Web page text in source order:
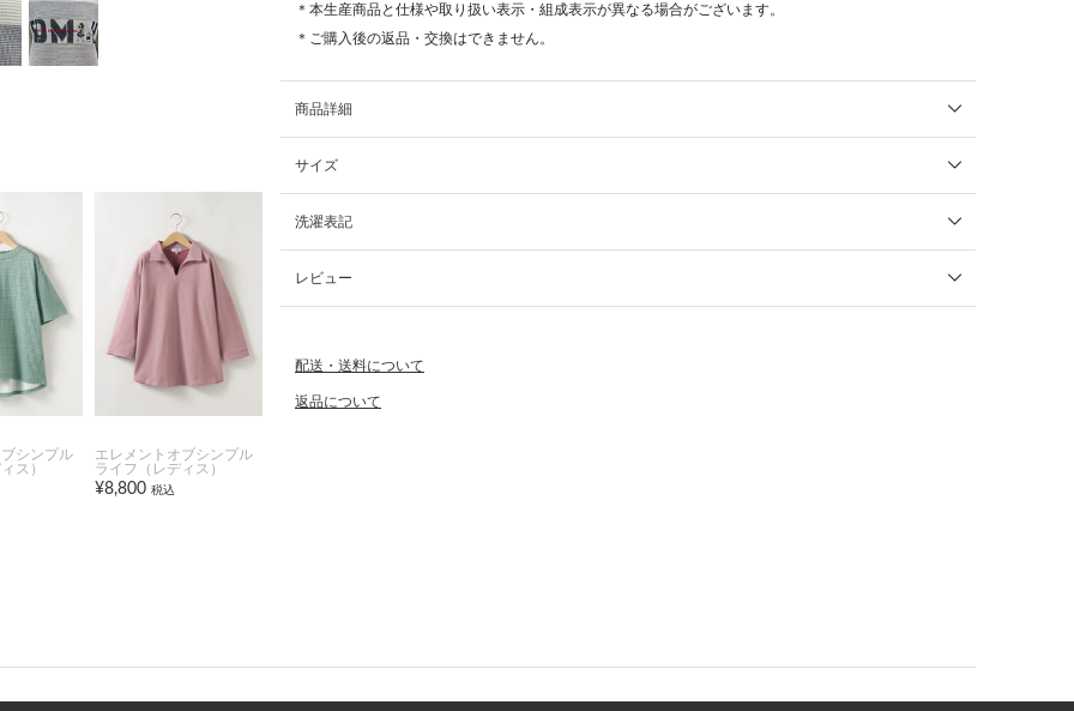
シンプル
ス）
エレメントオブシンプル
ライフ（レディス）
¥8,800 税込
＊本生産商品と仕様や取り扱い表示・組成表示が異なる場合がございます。
＊ご購入後の返品・交換はできません。
商品詳細
サイズ
洗濯表記
レビュー
配送・送料について
返品について